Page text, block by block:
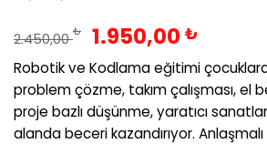
2.450,00₺ Orijinal
fiyat:
2.450,00 ₺.
1.950,00 ₺Şu
andaki
fiyat:
Robotik ve Kodlama eğitimi
problem çözme, takım çalışması, el
proje bazlı düşünme, yaratıcı
alanda beceri kazandırıyor. Anlaşmalı